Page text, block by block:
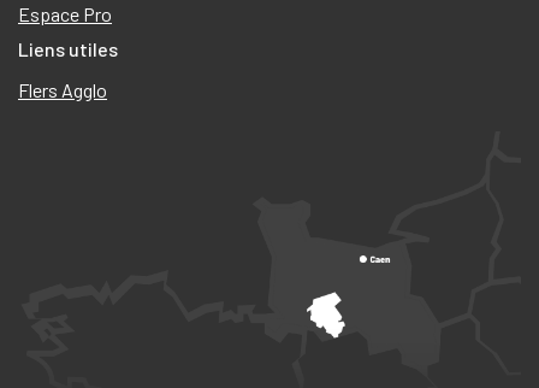
Espace Pro
Liens utiles
Flers Agglo